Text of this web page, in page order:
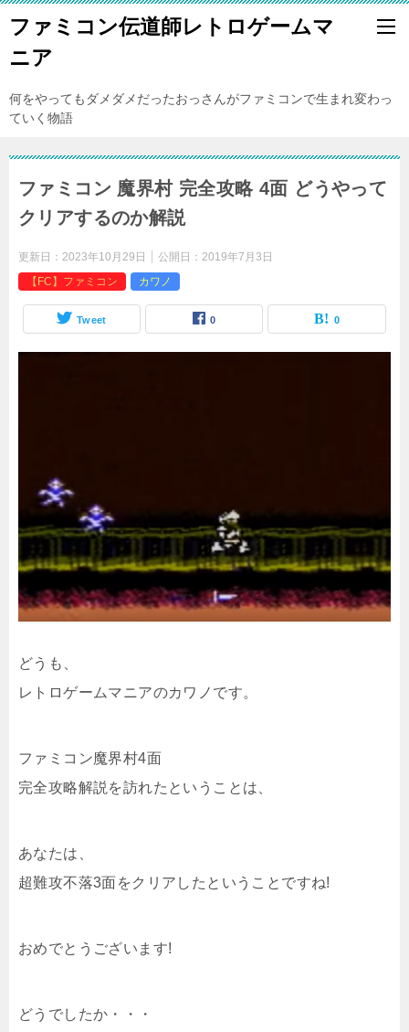
ファミコン伝道師レトロゲームマ
ニア
何をやってもダメダメだったおっさんがファミコンで生まれ変わっ
ていく物語
ファミコン 魔界村 完全攻略 4面 どうやって
クリアするのか解説
更新日： 2023年10月29日 公開日： 2019年7月3日
【FC】ファミコン
カワノ
Tweet 0 0
どうも、
レトロゲームマニアのカワノです。
ファミコン魔界村4面
完全攻略解説を訪れたということは、
あなたは、
超難攻不落3面をクリアしたということですね!
おめでとうございます!
どうでしたか・・・